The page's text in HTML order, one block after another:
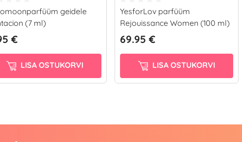
geidele
(7 ml)
€
LISA OSTUKORVI
YesforLov parfüüm
Rejouissance Women (100 ml)
69.95 €
LISA OSTUKORVI